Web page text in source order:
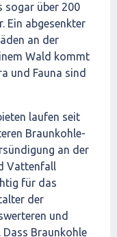
sogar über 200
Ein abgesenkter
an der
Wald kommt
und Fauna sind
laufen seit
Braunkohle-
an der
Vattenfall
für das
der
und
Braunkohle